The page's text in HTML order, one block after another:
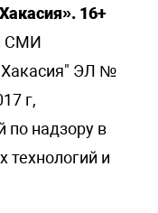
16+
СМИ
ЭЛ №
г,
по надзору в
технологий и